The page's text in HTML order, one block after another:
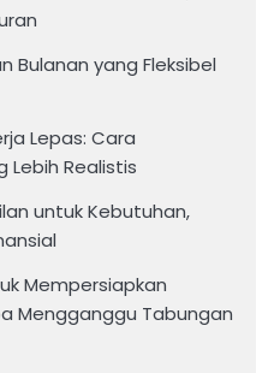
Bulanan yang Fleksibel
Lepas: Cara
Lebih Realistis
untuk Kebutuhan,
Mempersiapkan
Mengganggu Tabungan